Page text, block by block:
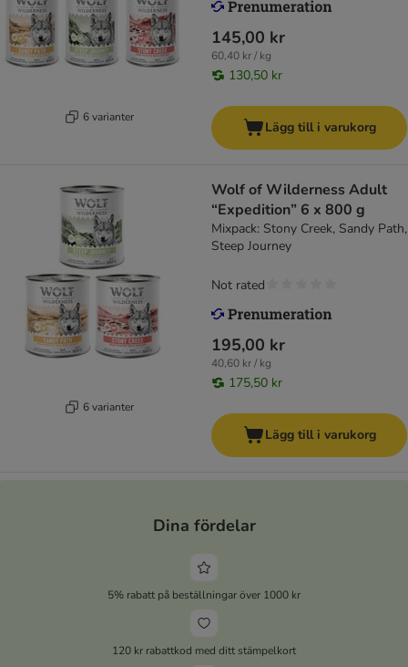
6 varianter
145,00 kr
60,40 kr / kg
130,50 kr
Lägg till i varukorg
6 varianter
Wolf of Wilderness Adult
“Expedition” 6 x 800 g
Mixpack: Stony Creek, Sandy Path,
Steep Journey
195,00 kr
40,60 kr / kg
175,50 kr
Not rated
Lägg till i varukorg
Dina fördelar
5% rabatt på beställningar över 1000 kr
120 kr rabattkod med ditt stämpelkort